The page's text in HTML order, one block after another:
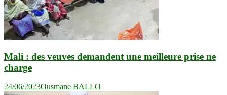
Mali : des veuves demandent une meilleure prise ne
charge
24/06/2023Ousmane BALLO